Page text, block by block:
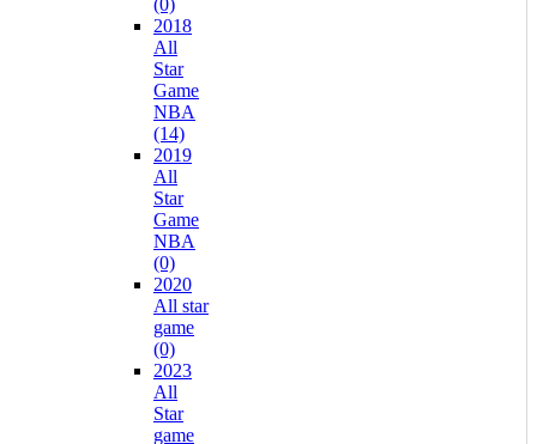
2018
All
Star
Game
NBA
(14)
2019
All
Star
Game
NBA
(0)
2020
All star
game
(0)
2023
All
Star
game